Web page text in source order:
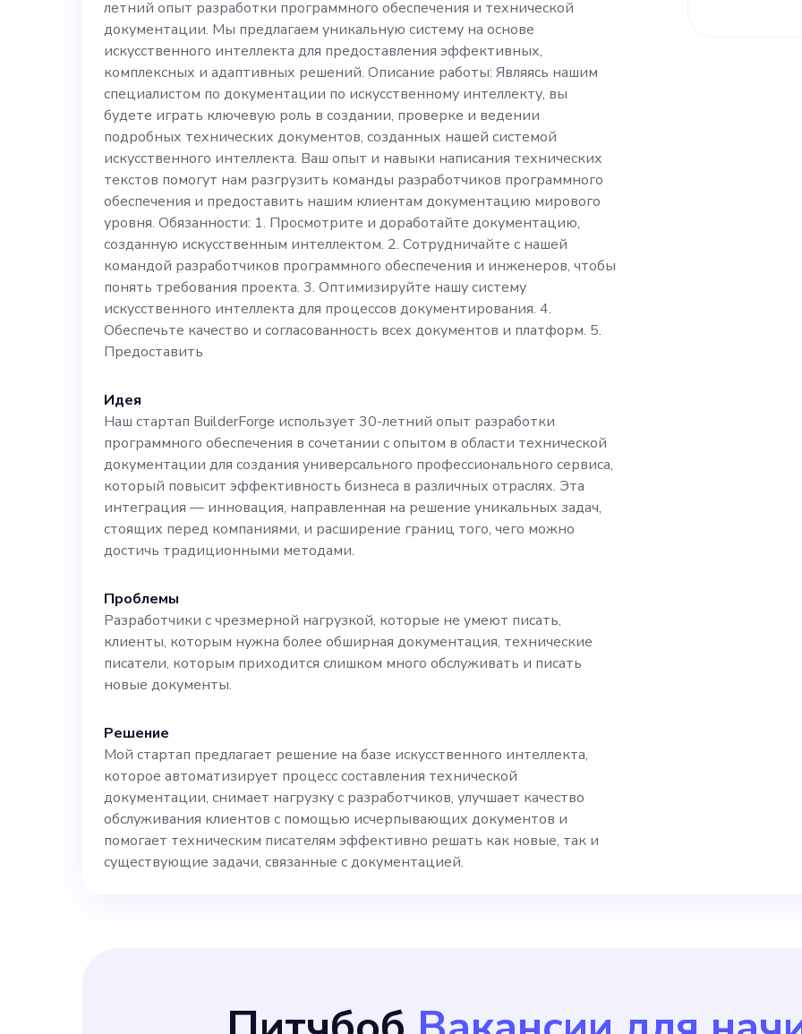
с помощью документации по
интеллекту. Наша миссия —
изменить методы работы
технической документацией,
летний опыт разработки
обеспечения и технической
предлагаем уникальную систему
искусственного интеллекта для
эффективных, комплексных и
решений. Описание работы: Являясь нашим
специалистом по документации по
искусственному интеллекту, вы
ключевую роль в создании,
подробных технических
нашей системой искусственного
опыт и навыки написания
помогут нам разгрузить команды
программного обеспечения и
летний опыт разработки программного обеспечения и технической
документации. Мы предлагаем уникальную систему на основе
искусственного интеллекта для предоставления эффективных,
комплексных и адаптивных решений. Описание работы: Являясь нашим
специалистом по документации по искусственному интеллекту, вы
будете играть ключевую роль в создании, проверке и ведении
подробных технических документов, созданных нашей системой
искусственного интеллекта. Ваш опыт и навыки написания технических
текстов помогут нам разгрузить команды разработчиков программного
обеспечения и предоставить нашим клиентам документацию мирового
уровня. Обязанности: 1. Просмотрите и доработайте документацию,
созданную искусственным интеллектом. 2. Сотрудничайте с нашей
командой разработчиков программного обеспечения и инженеров, чтобы
понять требования проекта. 3. Оптимизируйте нашу систему
искусственного интеллекта для процессов документирования. 4.
Обеспечьте качество и согласованность всех документов и платформ. 5.
Предоставить
Идея
Наш стартап BuilderForge использует 30-летний опыт разработки
программного обеспечения в сочетании с опытом в области технической
документации для создания универсального профессионального сервиса,
который повысит эффективность бизнеса в различных отраслях. Эта
интеграция — инновация, направленная на решение уникальных задач,
стоящих перед компаниями, и расширение границ того, чего можно
достичь традиционными методами.
Проблемы
Разработчики с чрезмерной нагрузкой, которые не умеют писать,
клиенты, которым нужна более обширная документация, технические
писатели, которым приходится слишком много обслуживать и писать
новые документы.
Решение
Мой стартап предлагает решение на базе искусственного интеллекта,
которое автоматизирует процесс составления технической
документации, снимает нагрузку с разработчиков, улучшает качество
обслуживания клиентов с помощью исчерпывающих документов и
помогает техническим писателям эффективно решать как новые, так и
существующие задачи, связанные с документацией.